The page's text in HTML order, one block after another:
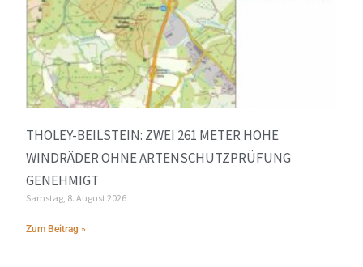
THOLEY-BEILSTEIN: ZWEI 261 METER HOHE
WINDRÄDER OHNE ARTENSCHUTZPRÜFUNG
GENEHMIGT
Samstag, 8. August 2026
Zum Beitrag »